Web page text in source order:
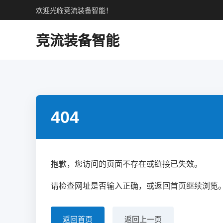
欢迎光临竞流装备智能！
竞流装备智能
404
抱歉，您访问的页面不存在或链接已失效。
请检查网址是否输入正确，或返回首页继续浏览
返回首页 返回上一页